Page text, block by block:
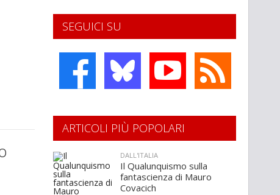
SEGUICI SU
ARTICOLI PIÙ POPOLARI
DALL'ITALIA
Il Qualunquismo sulla
fantascienza di Mauro
Covacich